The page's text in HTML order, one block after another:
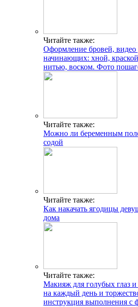
Читайте также:
Оформление бровей, видео
начинающих: хной,
нитью, воском. Фото
Читайте также:
Можно ли беременным
содой
Читайте также:
Как накачать ягодицы
дома
Читайте также:
Макияж для голубых глаз
на каждый день и
инструкция выполнения с